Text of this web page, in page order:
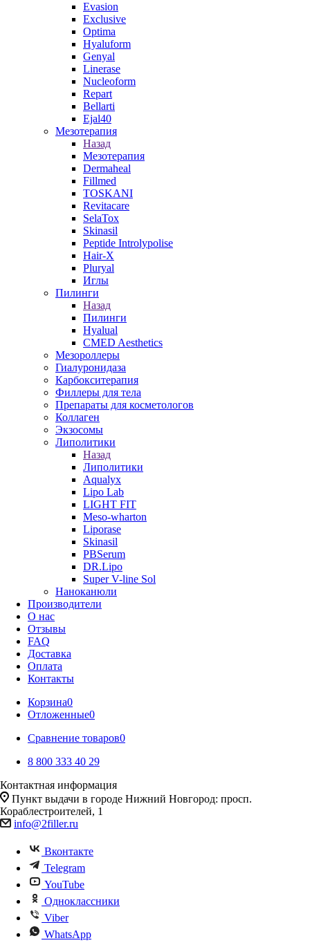
Evasion
Exclusive
Optima
Hyaluform
Genyal
Linerase
Nucleoform
Repart
Bellarti
Ejal40
Мезотерапия
Назад
Мезотерапия
Dermaheal
Fillmed
TOSKANI
Revitacare
SelaTox
Skinasil
Peptide Introlypolise
Hair-X
Pluryal
Иглы
Пилинги
Назад
Пилинги
Hyalual
CMED Aesthetics
Мезороллеры
Гиалуронидаза
Карбокситерапия
Филлеры для тела
Препараты для косметологов
Коллаген
Экзосомы
Липолитики
Назад
Липолитики
Aqualyx
Lipo Lab
LIGHT FIT
Meso-wharton
Liporase
Skinasil
PBSerum
DR.Lipo
Super V-line Sol
Наноканюли
Производители
О нас
Отзывы
FAQ
Доставка
Оплата
Контакты
Корзина0
Отложенные0
Сравнение товаров0
8 800 333 40 29
Контактная информация
Пункт выдачи в городе Нижний Новгород: просп.
Кораблестроителей, 1
info@2filler.ru
Вконтакте
Telegram
YouTube
Одноклассники
Viber
WhatsApp